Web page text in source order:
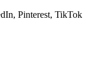
Pinterest, TikTok